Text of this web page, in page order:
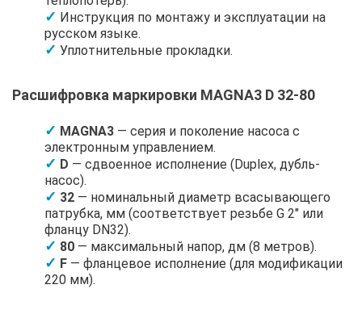
Инструкция по монтажу и эксплуатации на
русском языке.
Уплотнительные прокладки.
Расшифровка маркировки MAGNA3 D 32-80
MAGNA3 — серия и поколение насоса с
электронным управлением.
D — сдвоенное исполнение (Duplex, дубль-
насос).
32 — номинальный диаметр всасывающего
патрубка, мм (соответствует резьбе G 2" или
фланцу DN32).
80 — максимальный напор, дм (8 метров).
F — фланцевое исполнение (для модификации
220 мм).